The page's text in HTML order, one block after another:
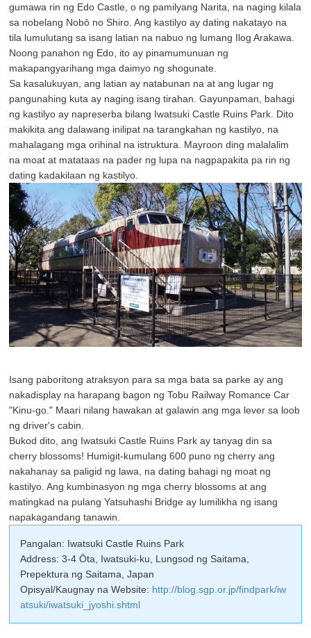
gumawa rin ng Edo Castle, o ng pamilyang Narita, na naging kilala
sa nobelang Nobō no Shiro. Ang kastilyo ay dating nakatayo na
tila lumulutang sa isang latian na nabuo ng lumang Ilog Arakawa.
Noong panahon ng Edo, ito ay pinamumunuan ng
makapangyarihang mga daimyo ng shogunate.
Sa kasalukuyan, ang latian ay natabunan na at ang lugar ng
pangunahing kuta ay naging isang tirahan. Gayunpaman, bahagi
ng kastilyo ay napreserba bilang Iwatsuki Castle Ruins Park. Dito
makikita ang dalawang inilipat na tarangkahan ng kastilyo, na
mahalagang mga orihinal na istruktura. Mayroon ding malalalim
na moat at matataas na pader ng lupa na nagpapakita pa rin ng
dating kadakilaan ng kastilyo.
Isang paboritong atraksyon para sa mga bata sa parke ay ang
nakadisplay na harapang bagon ng Tobu Railway Romance Car
"Kinu-go." Maari nilang hawakan at galawin ang mga lever sa loob
ng driver's cabin.
Bukod dito, ang Iwatsuki Castle Ruins Park ay tanyag din sa
cherry blossoms! Humigit-kumulang 600 puno ng cherry ang
nakahanay sa paligid ng lawa, na dating bahagi ng moat ng
kastilyo. Ang kumbinasyon ng mga cherry blossoms at ang
matingkad na pulang Yatsuhashi Bridge ay lumilikha ng isang
napakagandang tanawin.
Pangalan: Iwatsuki Castle Ruins Park
Address: 3-4 Ōta, Iwatsuki-ku, Lungsod ng Saitama,
Prepektura ng Saitama, Japan
Opisyal/Kaugnay na Website: http://blog.sgp.or.jp/findpark/iw
atsuki/iwatsuki_jyoshi.shtml